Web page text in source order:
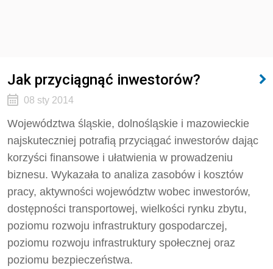
Jak przyciągnąć inwestorów?
08 sty 2014
Województwa śląskie, dolnośląskie i mazowieckie
najskuteczniej potrafią przyciągać inwestorów dając
korzyści finansowe i ułatwienia w prowadzeniu
biznesu. Wykazała to analiza zasobów i kosztów
pracy, aktywności województw wobec inwestorów,
dostępności transportowej, wielkości rynku zbytu,
poziomu rozwoju infrastruktury gospodarczej,
poziomu rozwoju infrastruktury społecznej oraz
poziomu bezpieczeństwa.